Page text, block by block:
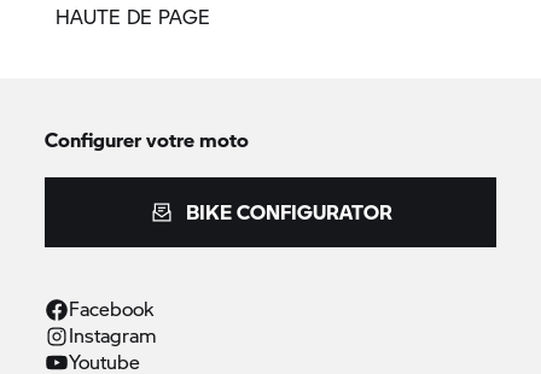
HAUTE DE PAGE
Configurer votre moto
BIKE CONFIGURATOR
Facebook
Instagram
Youtube